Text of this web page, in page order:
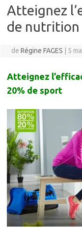
Atteignez
de nutrition
de Régine FAGES 5
Atteignez
20% de sport